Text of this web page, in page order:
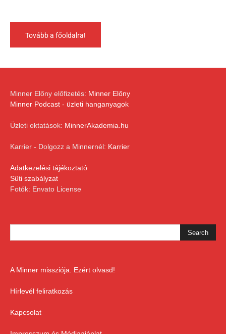
Tovább a főoldalra!
Minner Előny előfizetés: Minner Előny
Minner Podcast - üzleti hanganyagok
Üzleti oktatások: MinnerAkademia.hu
Karrier - Dolgozz a Minnernél: Karrier
Adatkezelési tájékoztató
Süti szabályzat
Fotók: Envato License
A Minner missziója. Ezért olvasd!
Hírlevél feliratkozás
Kapcsolat